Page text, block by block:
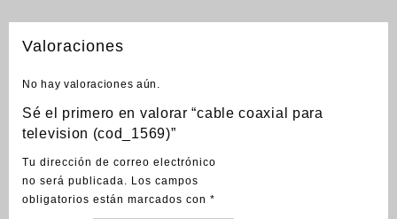
Valoraciones
No hay valoraciones aún.
Sé el primero en valorar “cable coaxial para
television (cod_1569)”
Tu dirección de correo electrónico
no será publicada.
Los campos
obligatorios están marcados con *